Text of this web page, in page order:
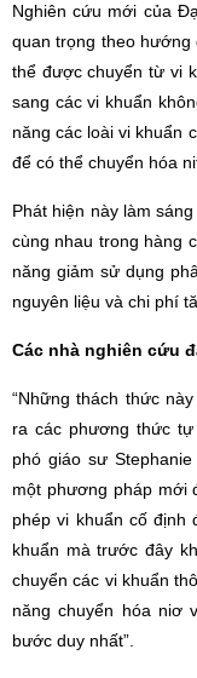
Nghiên cứu mới của
quan trọng theo hướng
thể được chuyển từ vi
sang các vi khuẩn
năng các loài vi khuẩn
để có thể chuyển hóa
Phát hiện này làm
cùng nhau trong hàng
năng giảm sử dụng
nguyên liệu và chi phí
Các nhà nghiên cứu
“Những thách thức
ra các phương thức
phó giáo sư
một phương pháp mới
phép vi khuẩn cố định
khuẩn mà trước đây
chuyển các vi khuẩn
năng chuyển hóa niơ
bước duy nhất”.